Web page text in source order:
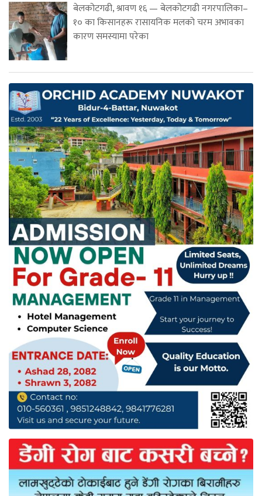
बेलकोटगढी, श्रावण १६ — बेलकोटगढी नगरपालिका–
१० का किसानहरू रासायनिक मलको चरम अभावका
कारण समस्यामा परेका